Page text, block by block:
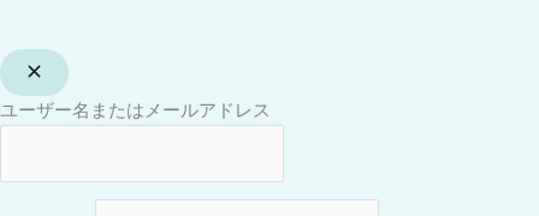
ユーザー名またはメールアドレス